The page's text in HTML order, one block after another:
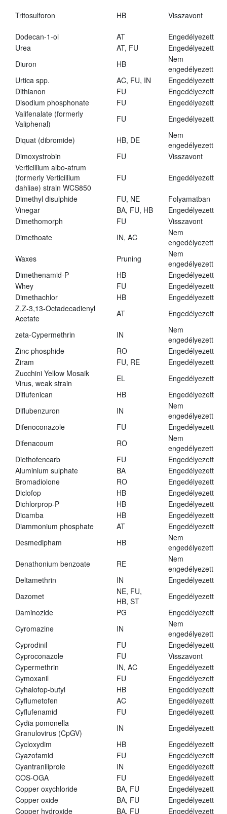
Tritosulforon HB Visszavont
Dodecan-1-ol AT
Engedélyezett
Urea
AT, FU
Engedélyezett
Diuron
HB
Nem
engedélyezett
Urtica spp.
AC, FU, IN
Engedélyezett
Dithianon
FU
Engedélyezett
Disodium phosphonate
FU
Engedélyezett
Valifenalate (formerly
Valiphenal)
FU Engedélyezett
Diquat (dibromide) HB, DE
Nem
engedélyezett
Dimoxystrobin
FU
Visszavont
Verticillium albo-atrum
(formerly Verticillium
dahliae) strain WCS850
FU Engedélyezett
Dimethyl disulphide FU, NE
Folyamatban
Vinegar
BA, FU, HB
Engedélyezett
Dimethomorph
FU
Visszavont
Dimethoate
IN, AC
Nem
engedélyezett
Waxes
Pruning
Nem
engedélyezett
Dimethenamid-P
HB
Engedélyezett
Whey
FU
Engedélyezett
Dimethachlor
HB
Engedélyezett
Z,Z-3,13-Octadecadienyl
Acetate
AT Engedélyezett
zeta-Cypermethrin IN
Nem
engedélyezett
Zinc phosphide
RO
Engedélyezett
Ziram
FU, RE
Engedélyezett
Zucchini Yellow Mosaik
Virus, weak strain
EL
Engedélyezett
Diflufenican
HB
Engedélyezett
Diflubenzuron
IN
Nem
engedélyezett
Difenoconazole
FU
Engedélyezett
Difenacoum
RO
Nem
engedélyezett
Diethofencarb
FU
Engedélyezett
Aluminium sulphate
BA
Engedélyezett
Bromadiolone
RO
Engedélyezett
Diclofop
HB
Engedélyezett
Dichlorprop-P
HB
Engedélyezett
Dicamba
HB
Engedélyezett
Diammonium phosphate
AT
Engedélyezett
Desmedipham
HB
Nem
engedélyezett
Denathonium benzoate
RE
Nem
engedélyezett
Deltamethrin
IN
Engedélyezett
Dazomet
NE, FU,
HB, ST
Engedélyezett
Daminozide
PG
Engedélyezett
Cyromazine
IN
Nem
engedélyezett
Cyprodinil
FU
Engedélyezett
Cyproconazole
FU
Visszavont
Cypermethrin
IN, AC
Engedélyezett
Cymoxanil
FU
Engedélyezett
Cyhalofop-butyl
HB
Engedélyezett
Cyflumetofen
AC
Engedélyezett
Cyflufenamid
FU
Engedélyezett
Cydia pomonella
Granulovirus (CpGV)
IN
Engedélyezett
Cycloxydim
HB
Engedélyezett
Cyazofamid
FU
Engedélyezett
Cyantraniliprole
IN
Engedélyezett
COS-OGA
FU
Engedélyezett
Copper oxychloride
BA, FU
Engedélyezett
Copper oxide
BA, FU
Engedélyezett
Copper hydroxide
BA, FU Engedélyezett